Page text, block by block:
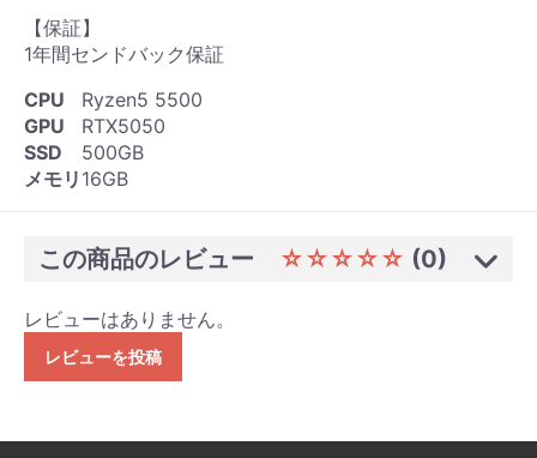
【保証】
1年間センドバック保証
CPU
Ryzen5 5500
GPU
RTX5050
SSD
500GB
メモリ 16GB
この商品のレビュー ☆☆☆☆☆ (0)
レビューはありません。
レビューを投稿